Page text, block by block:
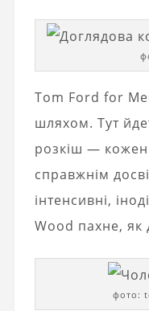
Tom Ford for
шляхом. Тут
розкіш — кожен
справжнім
інтенсивні,
Wood пахне, як
фото: